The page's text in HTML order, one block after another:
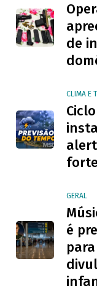
de
CLIMA E
GERAL
é